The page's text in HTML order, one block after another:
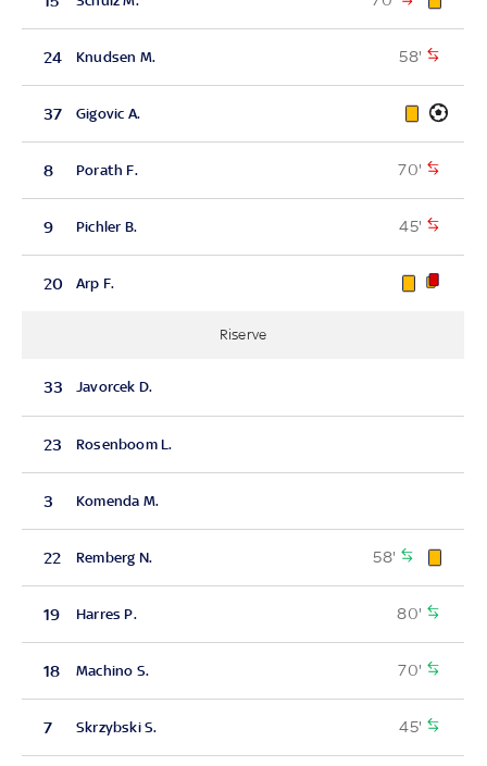
24 Knudsen M. 58'
37 Gigovic A.
8 Porath F. 70'
9 Pichler B. 45'
20 Arp F.
Riserve
33 Javorcek D.
23 Rosenboom L.
3 Komenda M.
22 Remberg N. 58'
19 Harres P. 80'
18 Machino S. 70'
7 Skrzybski S. 45'